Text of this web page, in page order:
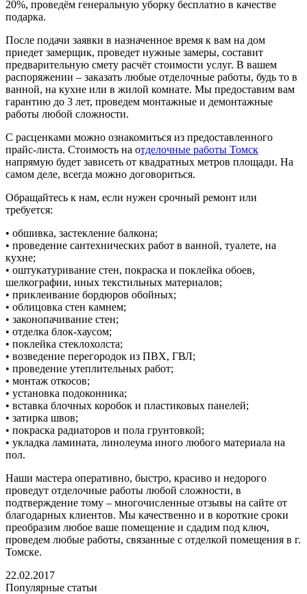
20%, проведём генеральную уборку бесплатно в качестве
подарка.
После подачи заявки в назначенное время к вам на дом
приедет замерщик, проведет нужные замеры, составит
предварительную смету расчёт стоимости услуг. В вашем
распоряжении – заказать любые отделочные работы, будь то в
ванной, на кухне или в жилой комнате. Мы предоставим вам
гарантию до 3 лет, проведем монтажные и демонтажные
работы любой сложности.
С расценками можно ознакомиться из предоставленного
прайс-листа. Стоимость на отделочные работы Томск
напрямую будет зависеть от квадратных метров площади. На
самом деле, всегда можно договориться.
Обращайтесь к нам, если нужен срочный ремонт или
требуется:
• обшивка, застекление балкона;
• проведение сантехнических работ в ванной, туалете, на
кухне;
• оштукатуривание стен, покраска и поклейка обоев,
шелкографии, иных текстильных материалов;
• приклеивание бордюров обойных;
• облицовка стен камнем;
• законопачивание стен;
• отделка блок-хаусом;
• поклейка стеклохолста;
• возведение перегородок из ПВХ, ГВЛ;
• проведение утеплительных работ;
• монтаж откосов;
• установка подоконника;
• вставка блочных коробок и пластиковых панелей;
• затирка швов;
• покраска радиаторов и пола грунтовкой;
• укладка ламината, линолеума иного любого материала на
пол.
Наши мастера оперативно, быстро, красиво и недорого
проведут отделочные работы любой сложности, в
подтверждение тому – многочисленные отзывы на сайте от
благодарных клиентов. Мы качественно и в короткие сроки
преобразим любое ваше помещение и сдадим под ключ,
проведем любые работы, связанные с отделкой помещения в г.
Томске.
22.02.2017
Популярные статьи